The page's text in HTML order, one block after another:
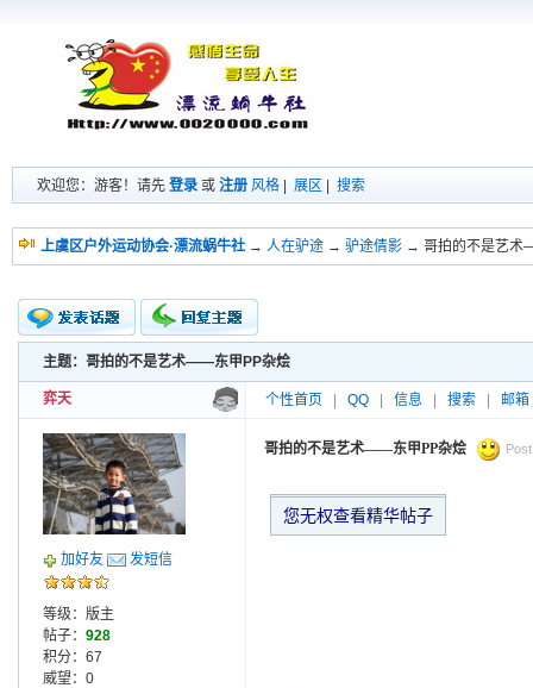
欢迎您：游客！请先 登录 或 注册 风格 展区 搜索
上虞区户外运动协会·漂流蜗牛社 → 人在驴途 → 驴途倩影 → 哥拍的不是艺
新的主题
投票帖
小字报
主题：哥拍的不是艺术——东甲PP杂烩
弈天 个性首页 QQ 信息 搜索 邮箱
加好友 发短信
等级：版主
帖子： 928
积分：67
威望：0
哥拍的不是艺术——东甲PP杂烩
您无权查看精华帖子